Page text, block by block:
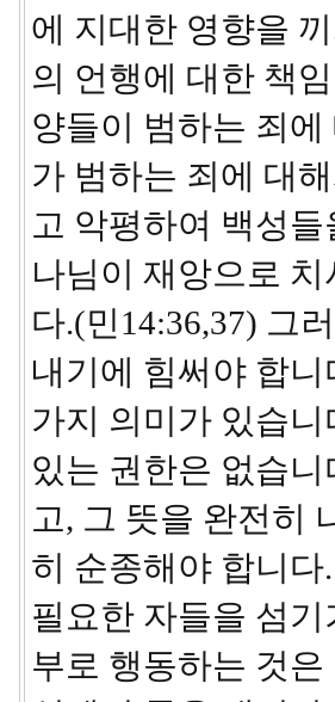
에 지대한 영향을
의 언행에 대한 책
양들이 범하는 죄
가 범하는 죄에 대
고 악평하여 백성
나님이 재앙으로
다.(민14:36,37) 그
내기에 힘써야 합니
가지 의미가 있습
있는 권한은 없습
고, 그 뜻을 완전히
히 순종해야 합니
필요한 자들을 섬
부로 행동하는 것